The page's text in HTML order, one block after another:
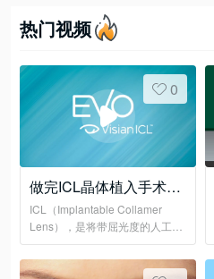
热门视频
做完ICL晶体植入手术，
可以潜水、攀岩......吗？
ICL（Implantable Collamer
Lens），是将带屈光度的人工晶
体植入虹膜与晶体之间，来达到
矫正近视的目的。
0